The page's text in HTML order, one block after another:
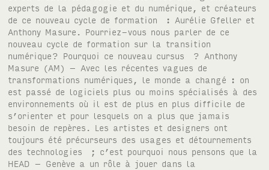
experts de la pédagogie et du numérique, et créateurs
de ce nouveau cycle de formation : Aurélie Gfeller et
Anthony Masure. Pourriez-vous nous parler de ce
nouveau cycle de formation sur la transition
numérique? Pourquoi ce nouveau cursus ? Anthony
Masure (AM) – Avec les récentes vagues de
transformations numériques, le monde a changé : on
est passé de logiciels plus ou moins spécialisés à des
environnements où il est de plus en plus difficile de
s’orienter et pour lesquels on a plus que jamais
besoin de repères. Les artistes et designers ont
toujours été précurseurs des usages et détournements
des technologies ; c’est pourquoi nous pensons que la
HEAD – Genève a un rôle à jouer dans la